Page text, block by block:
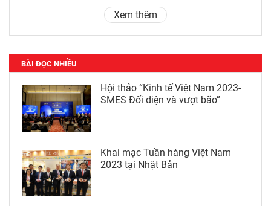
Xem thêm
BÀI ĐỌC NHIỀU
Hội thảo “Kinh tế Việt Nam 2023-
SMES Đối diện và vượt bão”
Khai mạc Tuần hàng Việt Nam
2023 tại Nhật Bản